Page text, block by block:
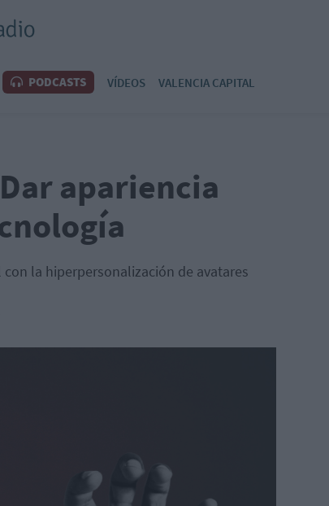
PODCASTS VÍDEOS VALENCIA CAPITAL
apariencia
la hiperpersonalización de avatares